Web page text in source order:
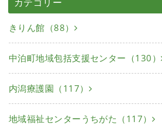
きりん館（88）
中泊町地域包括支援センター（130）
内潟療護園（117）
地域福祉センターうちがた（117）